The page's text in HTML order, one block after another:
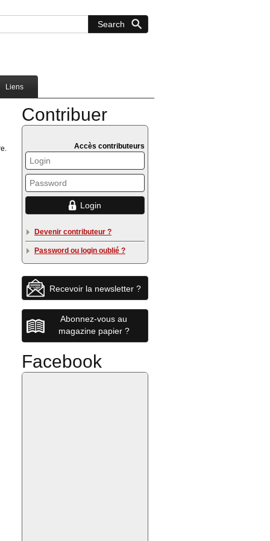
Liens
Contribuer
Accès contributeurs
Devenir contributeur ?
Password ou login oublié ?
Recevoir la newsletter ?
Abonnez-vous au
magazine papier ?
Facebook